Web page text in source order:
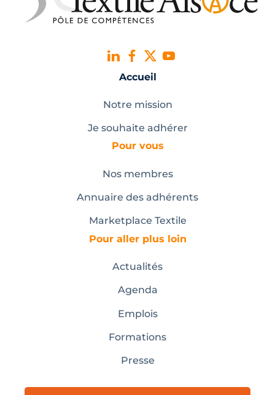
Accueil
Notre mission
Je souhaite adhérer
Pour vous
Nos membres
Annuaire des adhérents
Marketplace Textile
Pour aller plus loin
Actualités
Agenda
Emplois
Formations
Presse